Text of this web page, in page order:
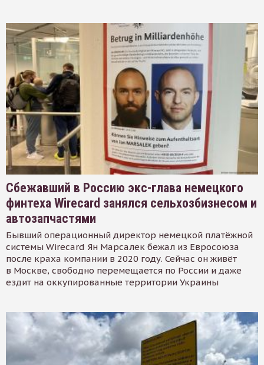
Сбежавший в Россию экс-глава немецкого
финтеха Wirecard занялся сельхозбизнесом и
автозапчастями
Бывший операционный директор немецкой платёжной
системы Wirecard Ян Марсалек бежал из Евросоюза
после краха компании в 2020 году. Сейчас он живёт
в Москве, свободно перемещается по России и даже
ездит на оккупированные территории Украины